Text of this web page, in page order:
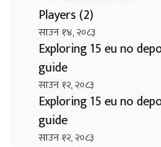
Players (2)
साउन १४, २०८३
Exploring 15 eu no
guide
साउन १२, २०८३
Exploring 15 eu no
guide
साउन १२, २०८३